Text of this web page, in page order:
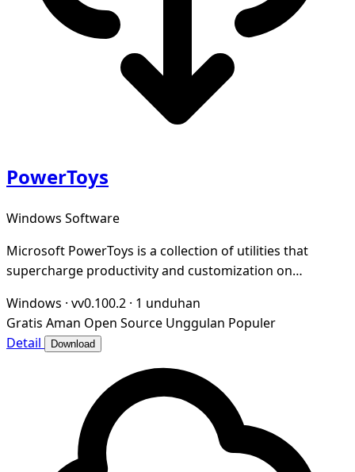
PowerToys
Windows Software
Microsoft PowerToys is a collection of utilities that
supercharge productivity and customization on
Windows · vv0.100.2 · 1 unduhan
Gratis Aman Open Source Unggulan Populer
Detail
Download